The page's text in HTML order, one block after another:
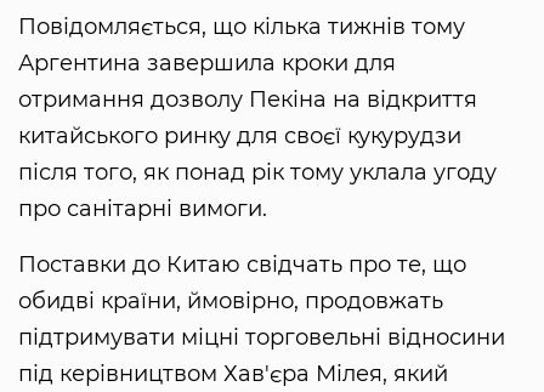
Повідомляється, що кілька тижнів тому
Аргентина завершила кроки для
отримання дозволу Пекіна на відкриття
китайського ринку для своєї кукурудзи
після того, як понад рік тому уклала угоду
про санітарні вимоги.
Поставки до Китаю свідчать про те, що
обидві країни, ймовірно, продовжать
підтримувати міцні торговельні відносини
під керівництвом Хав'єра Мілея, який